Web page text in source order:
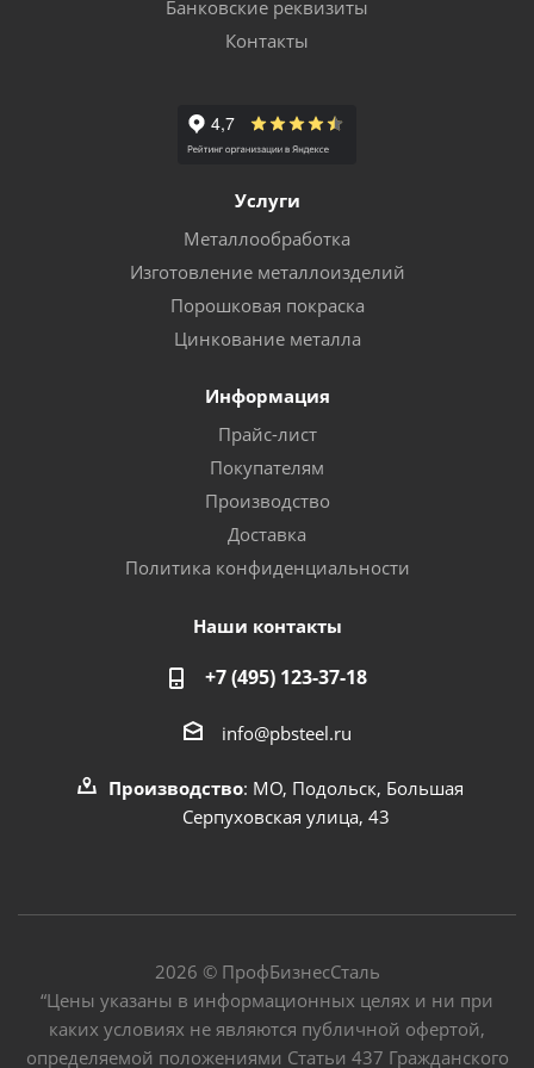
Банковские реквизиты
Контакты
Услуги
Металлообработка
Изготовление металлоизделий
Порошковая покраска
Цинкование металла
Информация
Прайс-лист
Покупателям
Производство
Доставка
Политика конфиденциальности
Наши контакты
+7 (495) 123-37-18
info@pbsteel.ru
Производство: МО, Подольск, Большая
Серпуховская улица, 43
2026 © ПрофБизнесСталь
“Цены указаны в информационных целях и ни при
каких условиях не являются публичной офертой,
определяемой положениями Статьи 437 Гражданского